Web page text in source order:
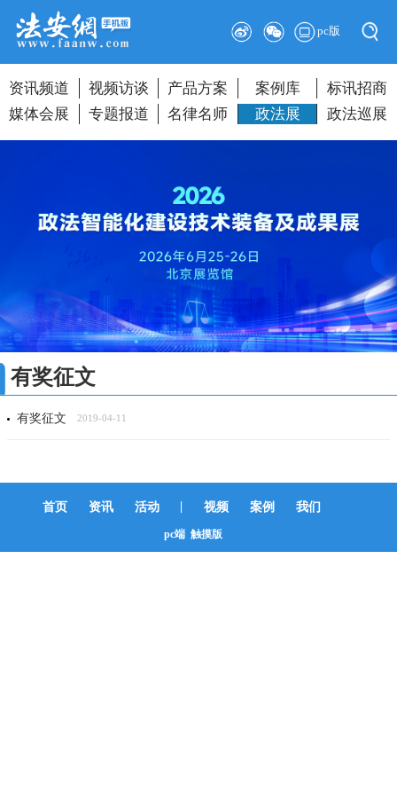
pc版
资讯频道 视频访谈 产品方案 案例库
标讯招商
媒体会展
专题报道 名律名师 政法展 政法巡展
有奖征文
有奖征文 2019-04-11
首页 资讯 活动 | 视频 案例 我们
pc端 触摸版